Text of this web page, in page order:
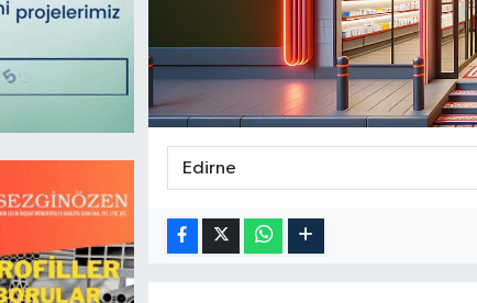
Magazin
Duyurular
Kadın
Teknoloji
Akhisar Emlak
Ülke
Duyurular
Tarım-Gıda
Röportaj
Dünya